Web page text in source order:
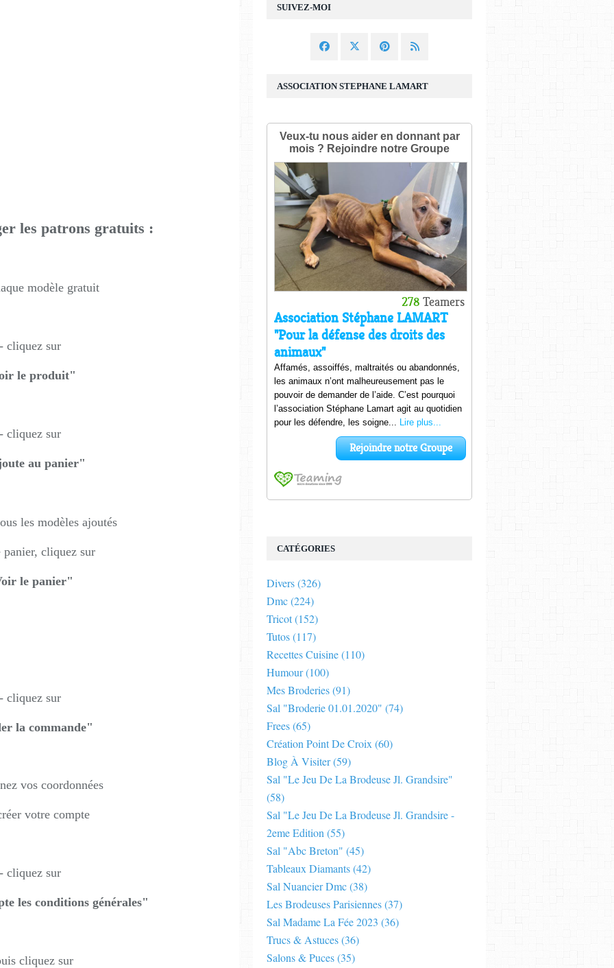
les patrons gratuits :
modèle gratuit
- cliquez sur
le produit"
- cliquez sur
au panier"
les modèles ajoutés
panier, cliquez sur
le panier"
- cliquez sur
la commande"
vos coordonnées
votre compte
- cliquez sur
les conditions générales"
cliquez sur
SUIVEZ-MOI
CATÉGORIES
Divers(326)
Dmc(224)
Tricot(152)
Tutos(117)
Recettes Cuisine(110)
Humour(100)
Mes Broderies(91)
Sal "broderie 01.01.2020" (74)
Frees(65)
Création Point De Croix (60)
Blog À Visiter(59)
Sal "le Jeu De La Brodeuse Jl. Grandsire"
(58)
Sal "le Jeu De La Brodeuse Jl. Grandsire -
2eme Edition (55)
Sal "abc Breton" (45)
Tableaux Diamants(42)
Sal Nuancier Dmc(38)
Les Brodeuses Parisiennes(37)
Sal Madame La Fée 2023 (36)
Trucs & Astuces(36)
Salons & Puces(35)
ASSOCIATION STEPHANE LAMART